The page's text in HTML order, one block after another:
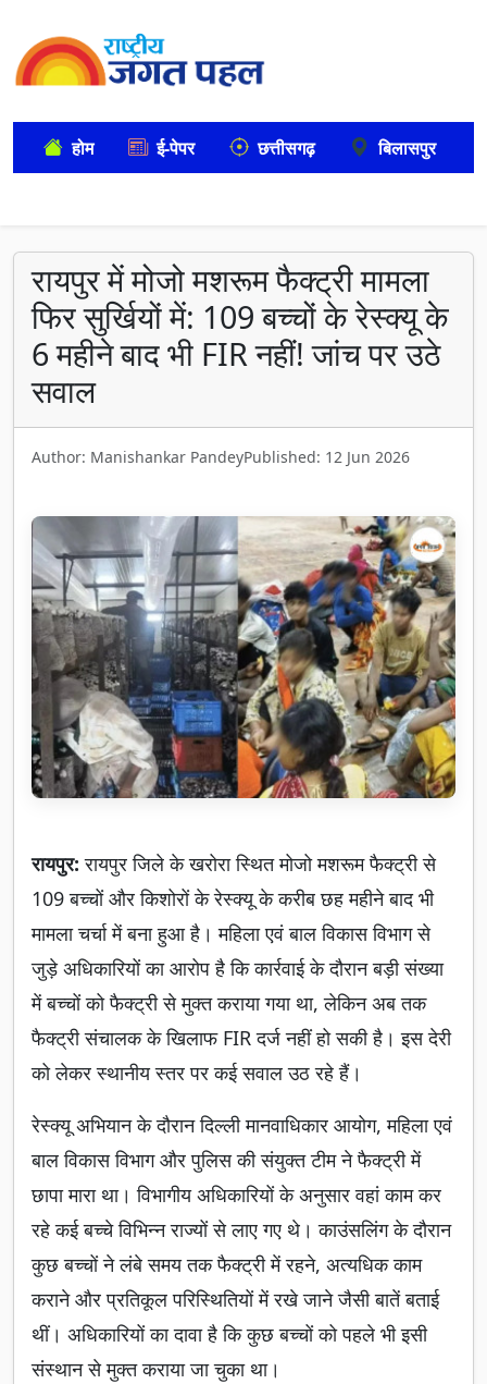
होम ई-पेपर छत्तीसगढ़ बिलासपुर
रायपुर में मोजो मशरूम फैक्ट्री मामला
फिर सुर्खियों में: 109 बच्चों के रेस्क्यू के
6 महीने बाद भी FIR नहीं! जांच पर उठे
सवाल
Author: Manishankar PandeyPublished: 12 Jun 2026
रायपुर:रायपुर जिले के खरोरा स्थित मोजो मशरूम फैक्ट्री से
109 बच्चों और किशोरों के रेस्क्यू के करीब छह महीने बाद भी
मामला चर्चा में बना हुआ है। महिला एवं बाल विकास विभाग से
जुड़े अधिकारियों का आरोप है कि कार्रवाई के दौरान बड़ी संख्या
में बच्चों को फैक्ट्री से मुक्त कराया गया था, लेकिन अब तक
फैक्ट्री संचालक के खिलाफ FIR दर्ज नहीं हो सकी है। इस देरी
को लेकर स्थानीय स्तर पर कई सवाल उठ रहे हैं।
रेस्क्यू अभियान के दौरान दिल्ली मानवाधिकार आयोग, महिला एवं
बाल विकास विभाग और पुलिस की संयुक्त टीम ने फैक्ट्री में
छापा मारा था। विभागीय अधिकारियों के अनुसार वहां काम कर
रहे कई बच्चे विभिन्न राज्यों से लाए गए थे। काउंसलिंग के दौरान
कुछ बच्चों ने लंबे समय तक फैक्ट्री में रहने, अत्यधिक काम
कराने और प्रतिकूल परिस्थितियों में रखे जाने जैसी बातें बताई
थीं। अधिकारियों का दावा है कि कुछ बच्चों को पहले भी इसी
संस्थान से मुक्त कराया जा चुका था।